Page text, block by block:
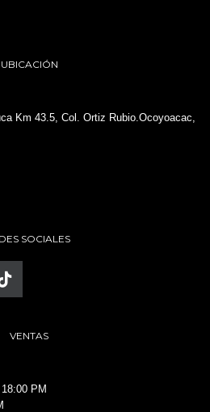
UBICACIÓN
Km 43.5, Col. Ortiz Rubio.Ocoyoacac,
SOCIALES
VENTAS
PM